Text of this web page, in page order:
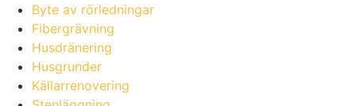
Byte av rörledningar
Fibergrävning
Husdränering
Husgrunder
Källarrenovering